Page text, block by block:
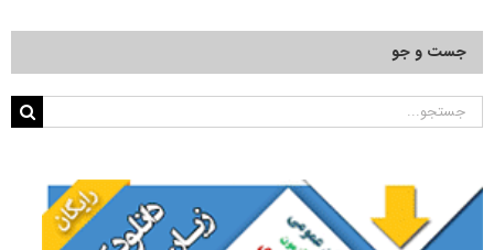
جست و جو
جستجو